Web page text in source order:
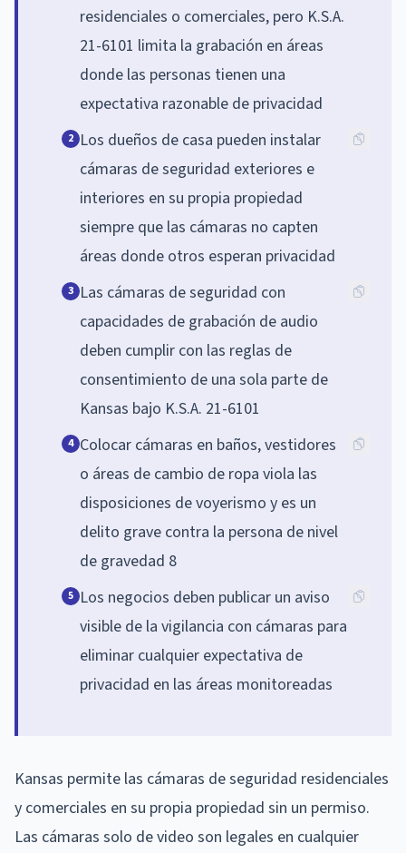
residenciales o comerciales, pero K.S.A.
21-6101 limita la grabación en áreas
donde las personas tienen una
expectativa razonable de privacidad
2 Los dueños de casa pueden instalar
cámaras de seguridad exteriores e
interiores en su propia propiedad
siempre que las cámaras no capten
áreas donde otros esperan privacidad
3 Las cámaras de seguridad con
capacidades de grabación de audio
deben cumplir con las reglas de
consentimiento de una sola parte de
Kansas bajo K.S.A. 21-6101
4 Colocar cámaras en baños, vestidores
o áreas de cambio de ropa viola las
disposiciones de voyerismo y es un
delito grave contra la persona de nivel
de gravedad 8
5 Los negocios deben publicar un aviso
visible de la vigilancia con cámaras para
eliminar cualquier expectativa de
privacidad en las áreas monitoreadas
Kansas permite las cámaras de seguridad residenciales
y comerciales en su propia propiedad sin un permiso.
Las cámaras solo de video son legales en cualquier